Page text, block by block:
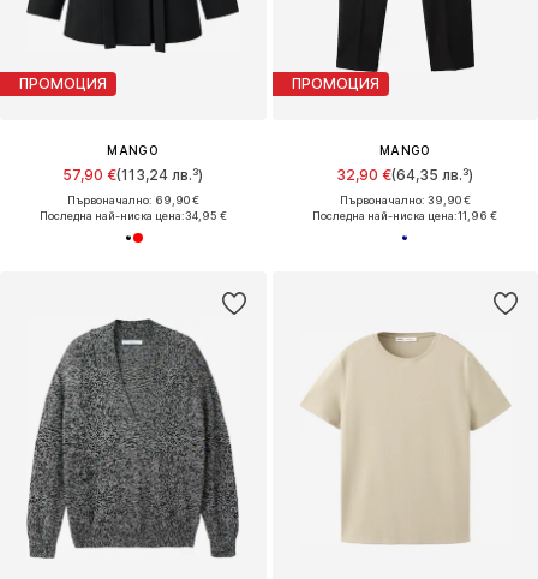
ПРОМОЦИЯ
MANGO
57,90 €(113,24 лв.³)
Първоначално: 69,90 €
Последна най-ниска цена:34,95 €
ПРОМОЦИЯ
MANGO
32,90 €(64,35 лв.³)
Първоначално: 39,90 €
Последна най-ниска цена:11,96 €